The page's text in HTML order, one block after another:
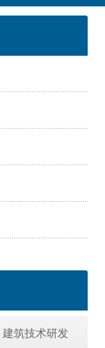
建筑技术研发